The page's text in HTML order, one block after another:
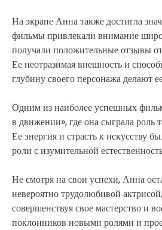
На экране Анна также достигла
фильмы привлекали внимание
получали положительные отзывы
Ее неотразимая внешность и
глубину своего персонажа делают
Одним из наиболее успешных
в движении», где она сыграла роль
Ее энергия и страсть к искусству
роли с изумительной
Не смотря на свои успехи, Анна
невероятно трудолюбивой
совершенствуя свое мастерство и
поклонников новыми ролями и